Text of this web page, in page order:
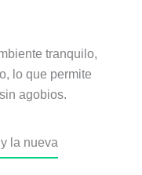
tranquilo,
lo que permite
agobios.
la nueva